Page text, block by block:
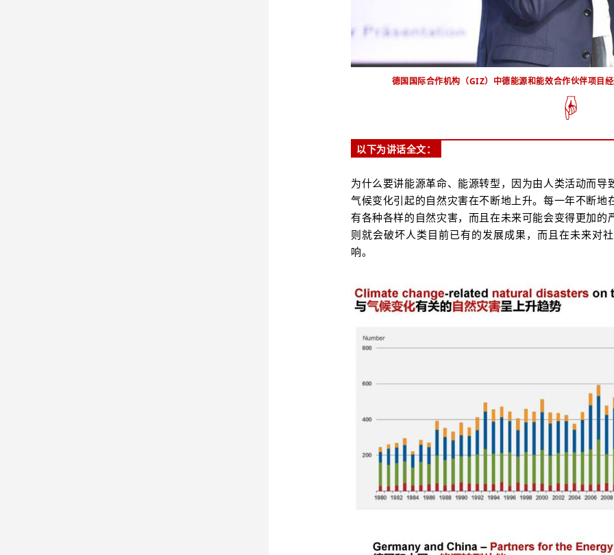
德国国际合作机构（GIZ）中德能源和能效合作伙伴项
☟
以下为讲话全文：
为什么要讲能源革命、能源转型，因为由人类活动而
气候变化引起的自然灾害在不断地上升。每一年不断
有各种各样的自然灾害，而且在未来可能会变得更加
则就会破坏人类目前已有的发展成果，而且在未来对
响。